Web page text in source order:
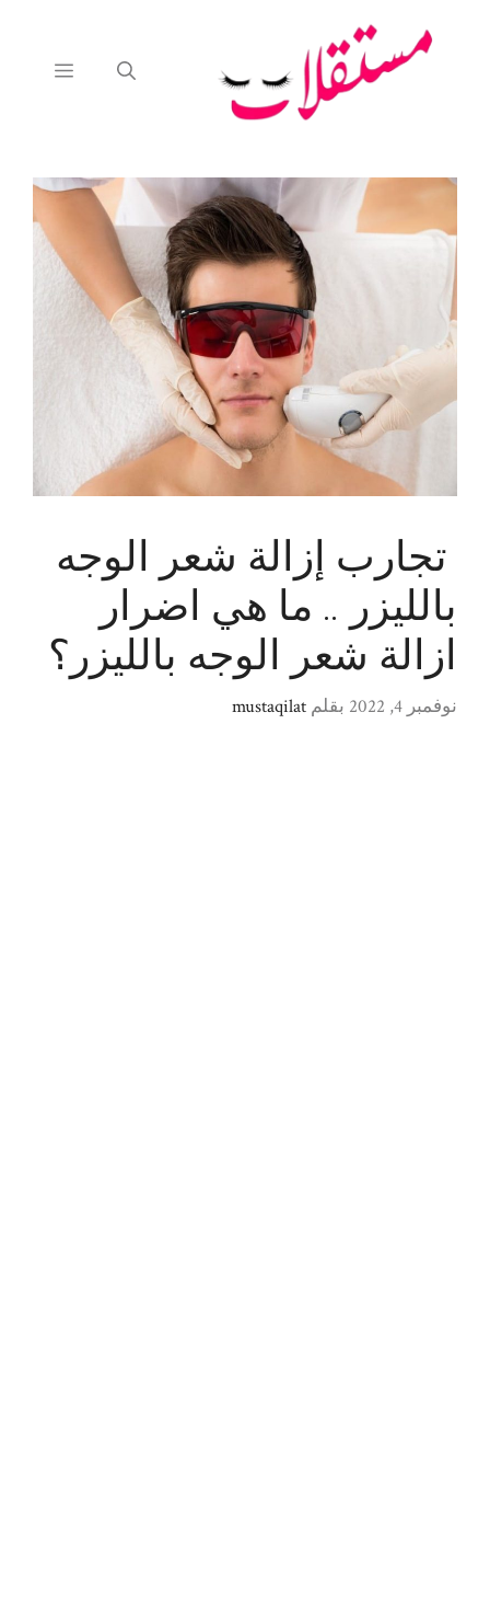
القائمة
تجارب إزالة شعر الوجه
بالليزر .. ما هي اضرار
ازالة شعر الوجه بالليزر؟
نوفمبر 4, 2022 بقلم mustaqilat